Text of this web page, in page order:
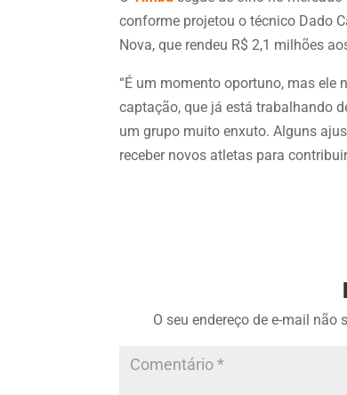
conforme projetou o técnico Dado
Nova, que rendeu R$ 2,1 milhões
“É um momento oportuno, mas ele
captação, que já está trabalhando
um grupo muito enxuto. Alguns
receber novos atletas para
O seu endereço de e-mail não